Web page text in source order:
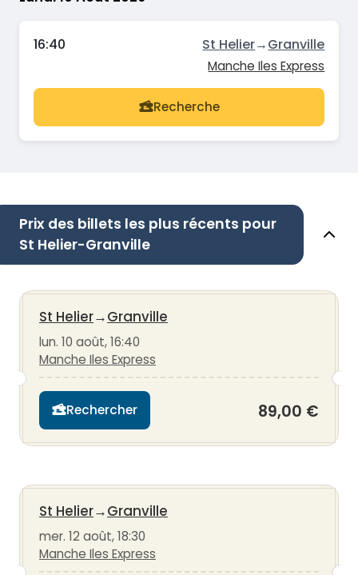
16:40 St Helier→Granville
Manche Iles Express
Recherche
Prix des billets les plus récents pour
St Helier-Granville
St Helier→Granville
lun. 10 août, 16:40
Manche Iles Express
Rechercher 89,00 €
St Helier→Granville
mer. 12 août, 18:30
Manche Iles Express